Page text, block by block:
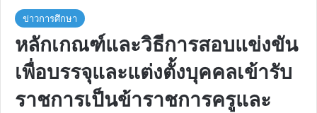
ข่าวการศึกษา
หลักเกณฑ์และวิธีการสอบแข่งขัน
เพื่อบรรจุและแต่งตั้งบุคคลเข้ารับ
ราชการเป็นข้าราชการครูและ